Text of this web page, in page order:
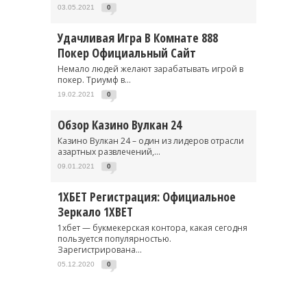
03.05.2021 0
Удачливая Игра В Комнате 888
Покер Официальный Сайт
Немало людей желают зарабатывать игрой в
покер. Триумф в...
19.02.2021 0
Обзор Казино Вулкан 24
Казино Вулкан 24 – один из лидеров отрасли
азартных развлечений,...
09.01.2021 0
1ХБЕТ Регистрация: Официальное
Зеркало 1XBET
1хбет — букмекерская контора, какая сегодня
пользуется популярностью.
Зарегистрирована...
05.12.2020 0